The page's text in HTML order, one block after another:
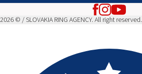
2026 © / SLOVAKIA RING AGENCY. All right reserved.